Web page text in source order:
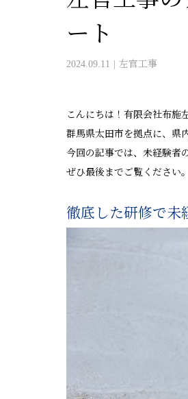
ート
2024.09.11 左官工事
こんにちは！有限会社布施
群馬県太田市を拠点に、県
今回の記事では、未経験者
ぜひ最後までご覧ください。
徹底した研修で未